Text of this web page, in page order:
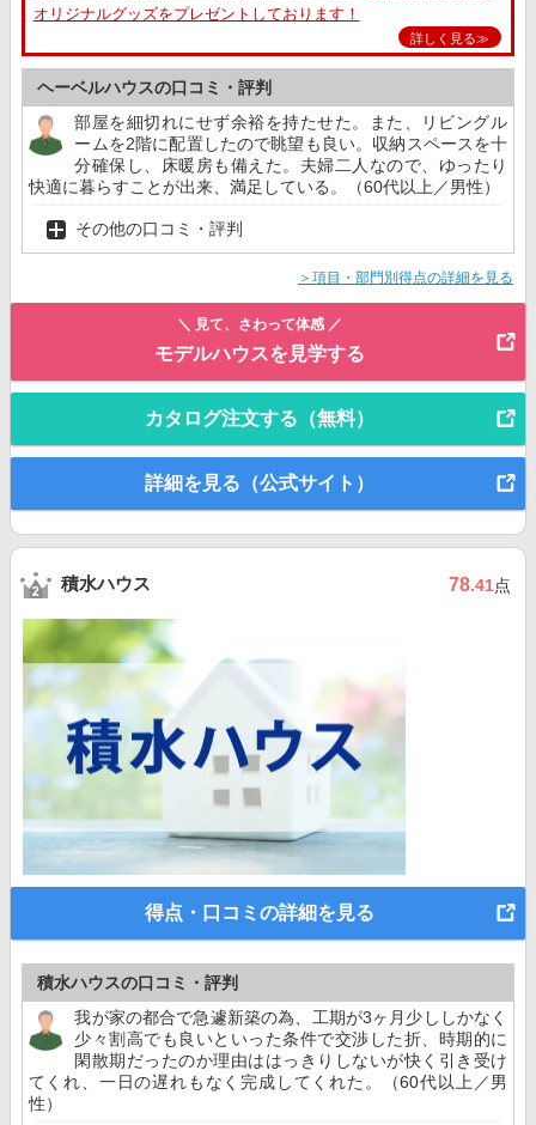
オリジナルグッズをプレゼントしております！
詳しく見る≫
ヘーベルハウスの口コミ・評判
部屋を細切れにせず余裕を持たせた。また、リビングル
ームを2階に配置したので眺望も良い。収納スペースを十
分確保し、床暖房も備えた。夫婦二人なので、ゆったり
快適に暮らすことが出来、満足している。（60代以上／男性）
その他の口コミ・評判
＞項目・部門別得点の詳細を見る
＼ 見て、さわって体感 ／
モデルハウスを見学する
カタログ注文する（無料）
詳細を見る（公式サイト）
積水ハウス 78.41点
得点・口コミの詳細を見る
積水ハウスの口コミ・評判
我が家の都合で急遽新築の為、工期が3ヶ月少ししかなく
少々割高でも良いといった条件で交渉した折、時期的に
閑散期だったのか理由ははっきりしないが快く引き受け
てくれ、一日の遅れもなく完成してくれた。（60代以上／男
性）